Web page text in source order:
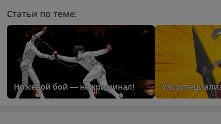
Статьи по теме:
Ножевой бой — не криминал!